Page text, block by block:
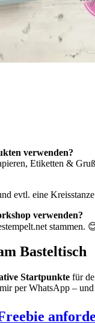
verwenden?
Etiketten &
evtl. eine
verwenden?
stammen.
Basteltisch
Startpunkte für
per WhatsApp –